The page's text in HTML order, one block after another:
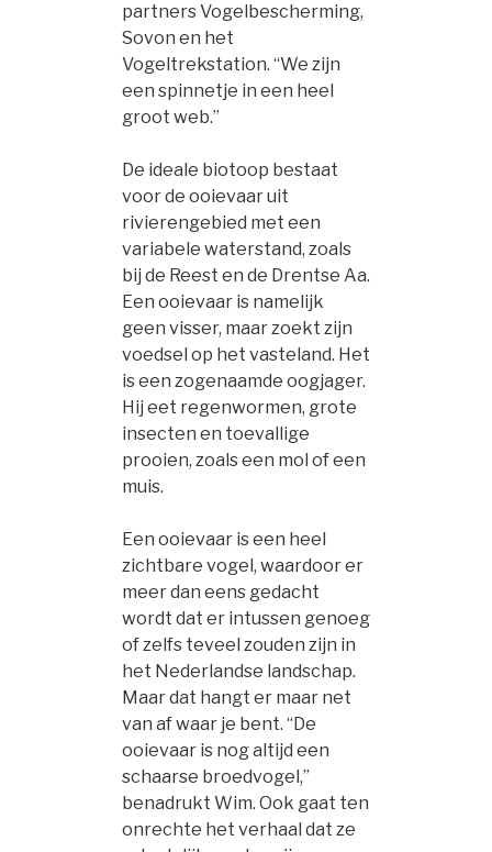
partners Vogelbescherming,
Sovon en het
Vogeltrekstation. “We zijn
een spinnetje in een heel
groot web.”
De ideale biotoop bestaat
voor de ooievaar uit
rivierengebied met een
variabele waterstand, zoals
bij de Reest en de Drentse Aa.
Een ooievaar is namelijk
geen visser, maar zoekt zijn
voedsel op het vasteland. Het
is een zogenaamde oogjager.
Hij eet regenwormen, grote
insecten en toevallige
prooien, zoals een mol of een
muis.
Een ooievaar is een heel
zichtbare vogel, waardoor er
meer dan eens gedacht
wordt dat er intussen genoeg
of zelfs teveel zouden zijn in
het Nederlandse landschap.
Maar dat hangt er maar net
van af waar je bent. “De
ooievaar is nog altijd een
schaarse broedvogel,”
benadrukt Wim. Ook gaat ten
onrechte het verhaal dat ze